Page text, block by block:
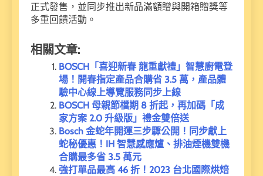
正式發售，並同步推出新品滿額贈與開箱贈獎等
多重回饋活動。
相關文章:
BOSCH「喜迎新春 龍重獻禮」智慧廚電登
場！開春指定產品合購省 3.5 萬，產品體
驗中心線上導覽服務同步上線
BOSCH 母親節檔期 8 折起，再加碼「成
家方案 2.0 升級版」禮金雙倍送
Bosch 金蛇年開運三步驟公開！同步獻上
蛇秘優惠！IH 智慧感應爐、排油煙機雙機
合購最多省 3.5 萬元
強打單品最高 46 折！2023 台北國際烘焙